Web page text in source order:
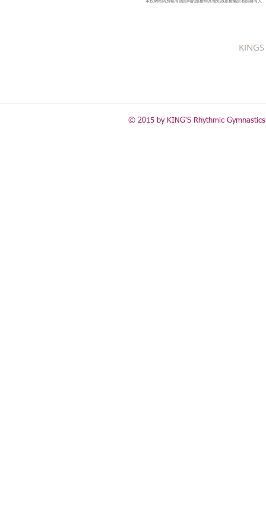
本校網站內所載有關資料的版權和其他知識產權屬於有關擁有人
© 2015 by KING'S Rhythmic